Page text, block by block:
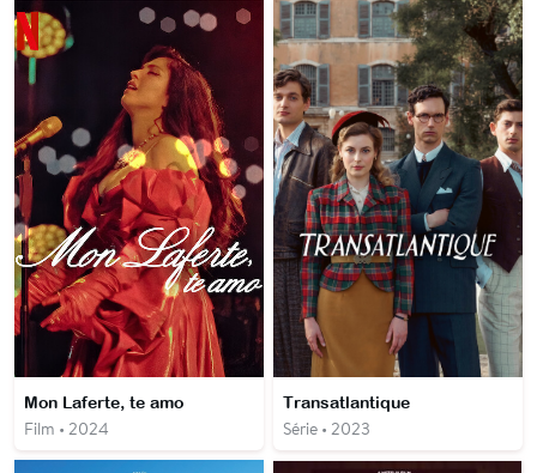
Mon Laferte, te amo
Film • 2024
Transatlantique
Série • 2023